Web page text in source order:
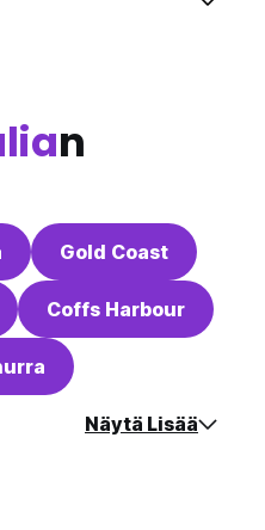
n
Gold Coast
Coffs Harbour
Näytä Lisää